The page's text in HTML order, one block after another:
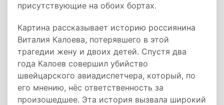
присутствующие на обоих бортах.
Картина рассказывает историю россиянина
Виталия Калоева, потерявшего в этой
трагедии жену и двоих детей. Спустя два
года Калоев совершил убийство
швейцарского авиадиспетчера, который, по
его мнению, нёс ответственность за
произошедшее. Эта история вызвала широкий